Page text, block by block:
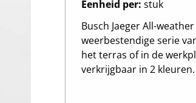
Eenheid per: stuk
Busch Jaeger All-
weerbestendige serie
het terras of in de
verkrijgbaar in 2 kleuren.